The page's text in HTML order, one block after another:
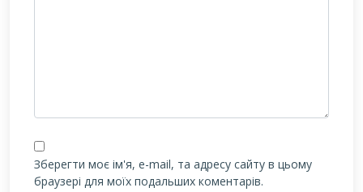
Зберегти моє ім'я, e-mail, та адресу сайту в цьому
браузері для моїх подальших коментарів.